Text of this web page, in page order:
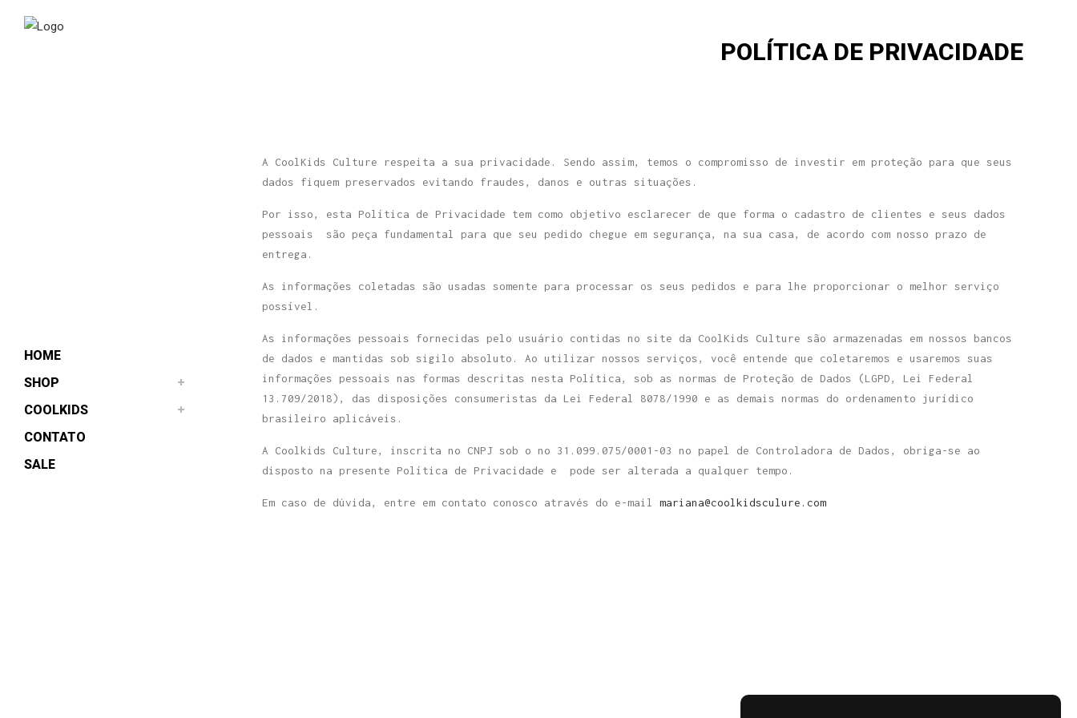
HOME
SHOP
COOLKIDS
CONTATO
SALE
POLÍTICA DE PRIVACIDADE
A CoolKids Culture respeita a sua privacidade. Sendo assim, temos o compromisso de investir em proteção para que seus
dados fiquem preservados evitando fraudes, danos e outras situações.
Por isso, esta Política de Privacidade tem como objetivo esclarecer de que forma o cadastro de clientes e seus dados
pessoais são peça fundamental para que seu pedido chegue em segurança, na sua casa, de acordo com nosso prazo de
entrega.
As informações coletadas são usadas somente para processar os seus pedidos e para lhe proporcionar o melhor serviço
possível.
As informações pessoais fornecidas pelo usuário contidas no site da CoolKids Culture são armazenadas em nossos bancos
de dados e mantidas sob sigilo absoluto. Ao utilizar nossos serviços, você entende que coletaremos e usaremos suas
informações pessoais nas formas descritas nesta Política, sob as normas de Proteção de Dados (LGPD, Lei Federal
13.709/2018), das disposições consumeristas da Lei Federal 8078/1990 e as demais normas do ordenamento jurídico
brasileiro aplicáveis.
A Coolkids Culture, inscrita no CNPJ sob o no 31.099.075/0001-03 no papel de Controladora de Dados, obriga-se ao
disposto na presente Política de Privacidade e pode ser alterada a qualquer tempo.
Em caso de dúvida, entre em contato conosco através do e-mail mariana@coolkidsculure.com